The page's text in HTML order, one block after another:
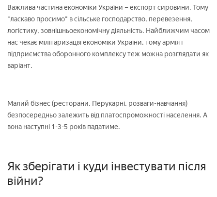
Важлива частина економіки України – експорт сировини. Тому
"ласкаво просимо" в сільське господарство, перевезення,
логістику, зовнішньоекономічну діяльність. Найближчим часом
нас чекає мілітаризація економіки України, тому армія і
підприємства оборонного комплексу теж можна розглядати як
варіант.
Малий бізнес (ресторани, Перукарні, розваги-навчання)
безпосередньо залежить від платоспроможності населення. А
вона наступні 1-3-5 років падатиме.
Як зберігати і куди інвестувати після
війни?